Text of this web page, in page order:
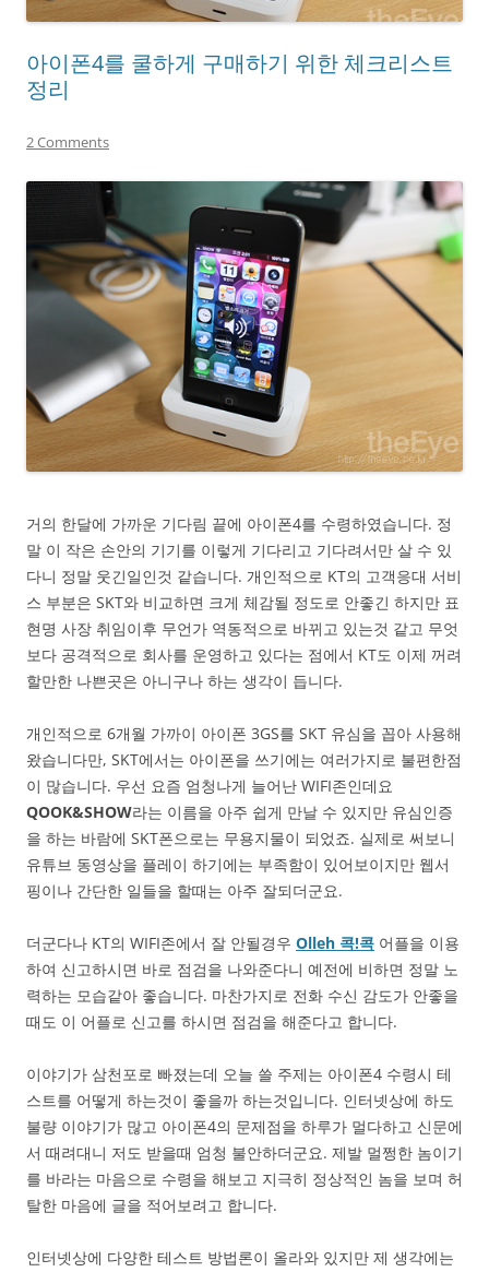
아이폰4를 쿨하게 구매하기 위한 체크리스트
정리
2 Comments
거의 한달에 가까운 기다림 끝에 아이폰4를 수령하였습니다. 정
말 이 작은 손안의 기기를 이렇게 기다리고 기다려서만 살 수 있
다니 정말 웃긴일인것 같습니다. 개인적으로 KT의 고객응대 서비
스 부분은 SKT와 비교하면 크게 체감될 정도로 안좋긴 하지만 표
현명 사장 취임이후 무언가 역동적으로 바뀌고 있는것 같고 무엇
보다 공격적으로 회사를 운영하고 있다는 점에서 KT도 이제 꺼려
할만한 나쁜곳은 아니구나 하는 생각이 듭니다.
개인적으로 6개월 가까이 아이폰 3GS를 SKT 유심을 꼽아 사용해
왔습니다만, SKT에서는 아이폰을 쓰기에는 여러가지로 불편한점
이 많습니다. 우선 요즘 엄청나게 늘어난 WIFI존인데요
QOOK&SHOW라는 이름을 아주 쉽게 만날 수 있지만 유심인증
을 하는 바람에 SKT폰으로는 무용지물이 되었죠. 실제로 써보니
유튜브 동영상을 플레이 하기에는 부족함이 있어보이지만 웹서
핑이나 간단한 일들을 할때는 아주 잘되더군요.
더군다나 KT의 WIFI존에서 잘 안될경우 Olleh 콕!콕 어플을 이용
하여 신고하시면 바로 점검을 나와준다니 예전에 비하면 정말 노
력하는 모습같아 좋습니다. 마찬가지로 전화 수신 감도가 안좋을
때도 이 어플로 신고를 하시면 점검을 해준다고 합니다.
이야기가 삼천포로 빠졌는데 오늘 쓸 주제는 아이폰4 수령시 테
스트를 어떻게 하는것이 좋을까 하는것입니다. 인터넷상에 하도
불량 이야기가 많고 아이폰4의 문제점을 하루가 멀다하고 신문에
서 때려대니 저도 받을때 엄청 불안하더군요. 제발 멀쩡한 놈이기
를 바라는 마음으로 수령을 해보고 지극히 정상적인 놈을 보며 허
탈한 마음에 글을 적어보려고 합니다.
인터넷상에 다양한 테스트 방법론이 올라와 있지만 제 생각에는